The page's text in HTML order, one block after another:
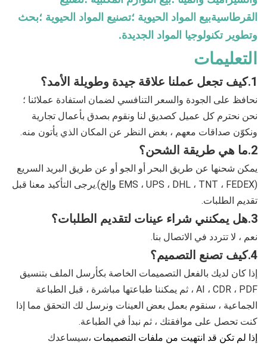
القرطاسيةبيع المواد الحيوية ؛تصنيع المواد الحيوية ؛بحث
وتطوير تكنولوجيا المواد الجديدة.
التعليمات
1. كيف تجعل عملنا علاقة جيدة وطويلة الأمد؟
نحافظ على الجودة والسعر التنافسي لضمان استفادة عملائنا ؛
ونكوّن صداقات معهم ، بغض النظر عن المكان الذي يأتون منه.
2. ما هي طريقة الشحن؟
تقديم الطلبات.
3. هل يمكنني شراء عينات لتقديم الطلبات؟
نعم ، لا تتردد في الاتصال بنا.
4. كيف تصنع التصميم؟
إذا كان لديك بالفعل التصميمات الخاصة بك
كنت تحصل على موافقتك ، ثم نبدأ في الطباعة.
إذا لم تكن قد انتهيت من ملفات التصميمات ،